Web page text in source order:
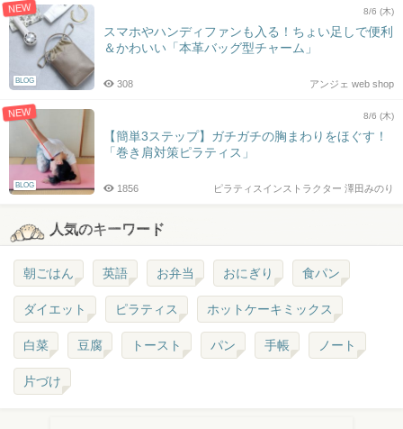
NEW
BLOG
8/6 (木)
スマホやハンディファンも入る！ちょい足しで便利
＆かわいい「本革バッグ型チャーム」
アンジェ web shop
308
NEW
BLOG
8/6 (木)
【簡単3ステップ】ガチガチの胸まわりをほぐす！
「巻き肩対策ピラティス」
ピラティスインストラクター 澤田みのり
1856
人気のキーワード
朝ごはん 英語 お弁当 おにぎり 食パン
ダイエット ピラティス ホットケーキミックス
白菜 豆腐 トースト パン 手帳 ノート
片づけ